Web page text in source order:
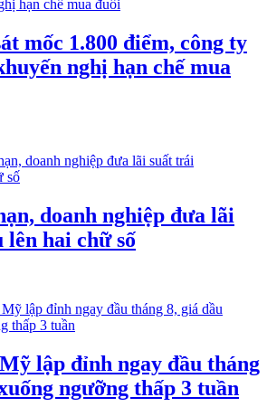
mốc 1.800 điểm, công ty
nghị hạn chế mua
doanh nghiệp đưa lãi
hai chữ số
lập đỉnh ngay đầu tháng
ngưỡng thấp 3 tuần